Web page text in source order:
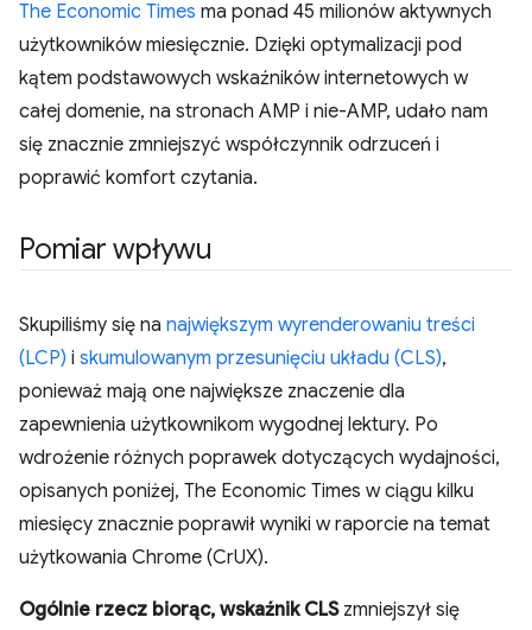
The Economic Times ma ponad 45 milionów aktywnych
użytkowników miesięcznie. Dzięki optymalizacji pod
kątem podstawowych wskaźników internetowych w
całej domenie, na stronach AMP i nie-AMP, udało nam
się znacznie zmniejszyć współczynnik odrzuceń i
poprawić komfort czytania.
Pomiar wpływu
Skupiliśmy się na największym wyrenderowaniu treści
(LCP) i skumulowanym przesunięciu układu (CLS),
ponieważ mają one największe znaczenie dla
zapewnienia użytkownikom wygodnej lektury. Po
wdrożenie różnych poprawek dotyczących wydajności,
opisanych poniżej, The Economic Times w ciągu kilku
miesięcy znacznie poprawił wyniki w raporcie na temat
użytkowania Chrome (CrUX).
Ogólnie rzecz biorąc, wskaźnik CLSzmniejszył się